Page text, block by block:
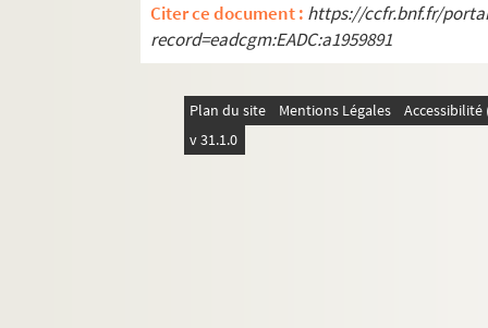
Citer ce document : https://ccfr.bnf.fr/
record=eadcgm:EADC:a1959891
Plan du site Mentions Légales
v 31.1.0